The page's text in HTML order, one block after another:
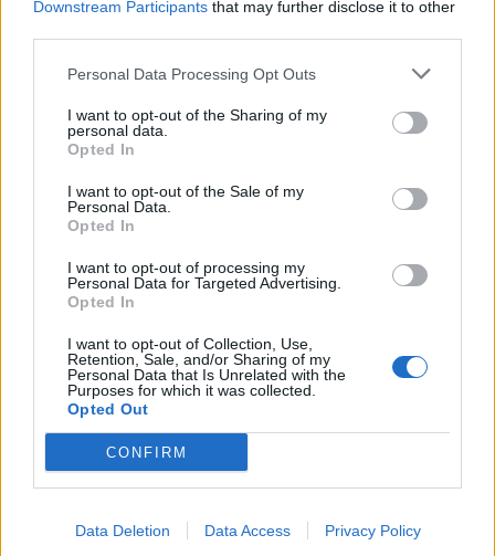
Downstream Participants that may further disclose it to other
Personal Data Processing Opt Outs
I want to opt-out of the Sharing of my
personal data.
Opted In
I want to opt-out of the Sale of my
Personal Data.
Opted In
I want to opt-out of processing my
Personal Data for Targeted Advertising.
Opted In
I want to opt-out of Collection, Use,
Retention, Sale, and/or Sharing of my
Personal Data that Is Unrelated with the
Purposes for which it was collected.
Opted Out
CONFIRM
Data Deletion Data Access Privacy Policy
Nyakörvek a vágóhídon - a mentett kutyák között házikedvencek is voltak
Fotó: Humane Society International
A híresztelésekkel ellentétben a több mint 10 éve
megrendezésre kerülő fesztivál nem nyugszik kulturális
alapokon. A kutyahús eladását szándékoztak felfuttatni vele,
étkezésben. Felmérések szerint a yulini lakosság 72%-a nem